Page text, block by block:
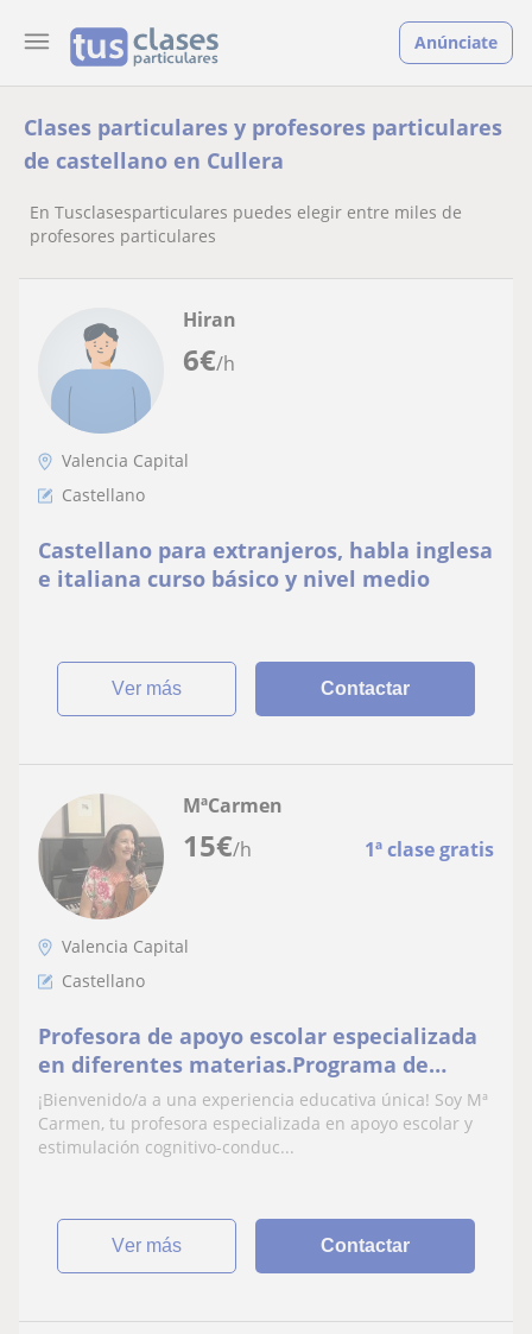
Anúnciate
Clases particulares y profesores particulares
de castellano en Cullera
En Tusclasesparticulares puedes elegir entre miles de
profesores particulares
6€/h
Hiran
Valencia Capital
Castellano
Castellano para extranjeros, habla inglesa
e italiana curso básico y nivel medio
ver más Contactar
15€/h 1ª clase gratis
MªCarmen
Valencia Capital
Castellano
Profesora de apoyo escolar especializada
en diferentes materias.Programa de
estimulación cognitivo- conductual para
aprendizaje
¡Bienvenido/a a una experiencia educativa única! Soy Mª
Carmen, tu profesora especializada en apoyo escolar y
estimulación cognitivo-conduc...
ver más Contactar